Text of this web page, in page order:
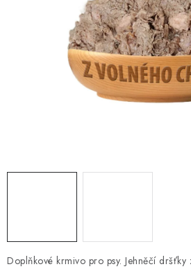
Výměna, vrácení a reklamace
FAQ
Doplňkové krmivo pro psy. Jehněčí